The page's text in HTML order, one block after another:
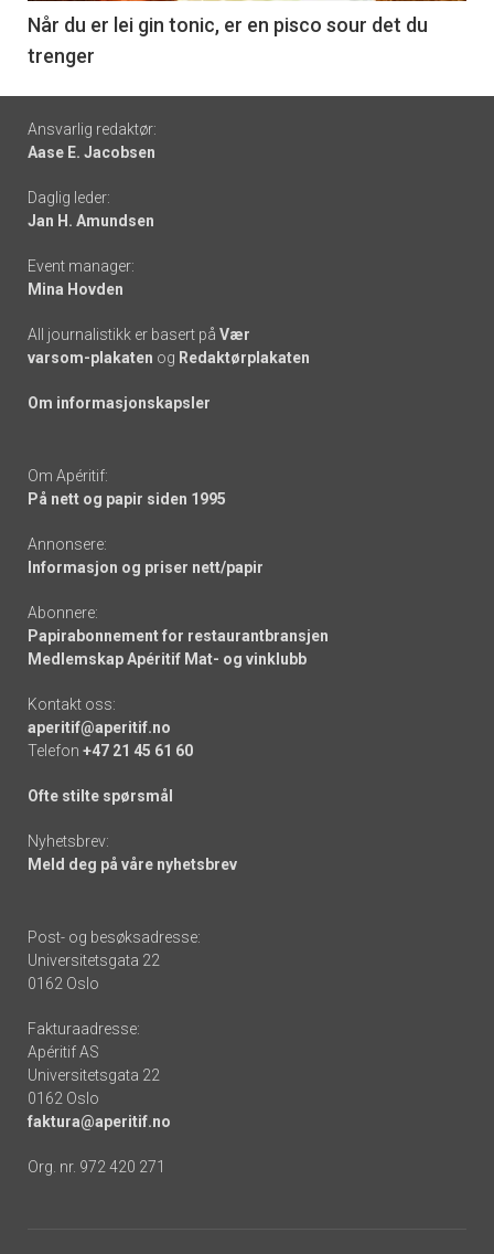
6
Når du er lei gin tonic, er en pisco sour det du
trenger
Footer
-
links
Ansvarlig redaktør:
Aase E. Jacobsen
Daglig leder:
Jan H. Amundsen
Event manager:
Mina Hovden
All journalistikk er basert på Vær
varsom-plakaten og Redaktørplakaten
Om informasjonskapsler
Om Apéritif:
På nett og papir siden 1995
Annonsere:
Informasjon og priser nett/papir
Abonnere:
Papirabonnement for restaurantbransjen
Medlemskap Apéritif Mat- og vinklubb
Kontakt oss:
aperitif@aperitif.no
Telefon +47 21 45 61 60
Ofte stilte spørsmål
Nyhetsbrev:
Meld deg på våre nyhetsbrev
Post- og besøksadresse:
Universitetsgata 22
0162 Oslo
Fakturaadresse:
Apéritif AS
Universitetsgata 22
0162 Oslo
faktura@aperitif.no
Org. nr. 972 420 271